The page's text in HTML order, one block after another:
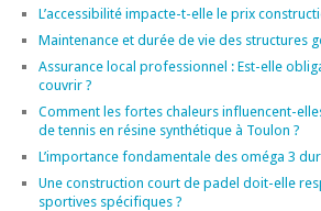
L’accessibilité impacte-t-elle le prix
Maintenance et durée de vie des structures
Assurance local professionnel : Est-elle
couvrir ?
Comment les fortes chaleurs influencent-
de tennis en résine synthétique à Toulon ?
L’importance fondamentale des oméga 3
Une construction court de padel doit-elle
sportives spécifiques ?